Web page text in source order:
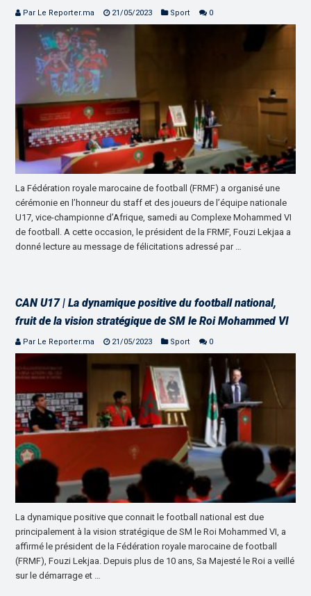
Par Le Reporter.ma 21/05/2023 Sport 0
La Fédération royale marocaine de football (FRMF) a organisé une
cérémonie en l’honneur du staff et des joueurs de l’équipe nationale
U17, vice-championne d’Afrique, samedi au Complexe Mohammed VI
de football. A cette occasion, le président de la FRMF, Fouzi Lekjaa a
donné lecture au message de félicitations adressé par …
CAN U17 | La dynamique positive du football national,
fruit de la vision stratégique de SM le Roi Mohammed VI
Par Le Reporter.ma 21/05/2023 Sport 0
La dynamique positive que connait le football national est due
principalement à la vision stratégique de SM le Roi Mohammed VI, a
affirmé le président de la Fédération royale marocaine de football
(FRMF), Fouzi Lekjaa. Depuis plus de 10 ans, Sa Majesté le Roi a veillé
sur le démarrage et …